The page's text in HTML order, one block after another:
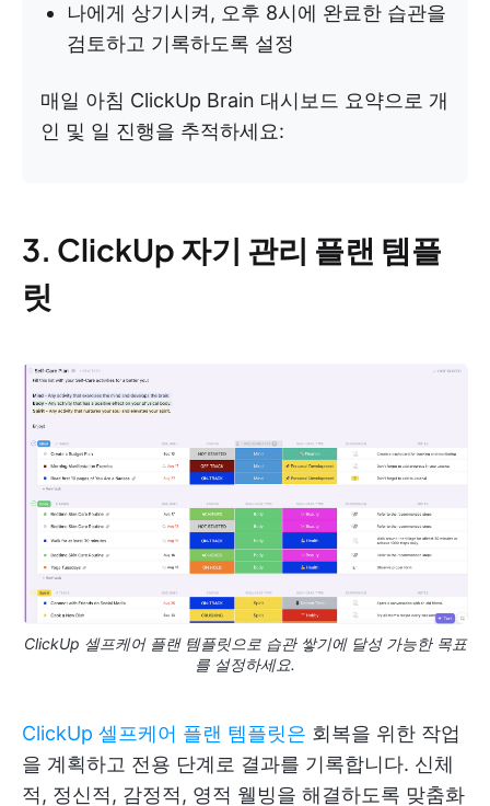
나에게 상기시켜, 오후 8시에 완료한 습관을
검토하고 기록하도록 설정
매일 아침 ClickUp Brain 대시보드 요약으로 개
인 및 일 진행을 추적하세요:
3. ClickUp 자기 관리 플랜 템플
릿
ClickUp 셀프케어 플랜 템플릿으로 습관 쌓기에 달성 가능한 목표
를 설정하세요.
ClickUp 셀프케어 플랜 템플릿은 회복을 위한 작업
을 계획하고 전용 단계로 결과를 기록합니다. 신체
적, 정신적, 감정적, 영적 웰빙을 해결하도록 맞춤화